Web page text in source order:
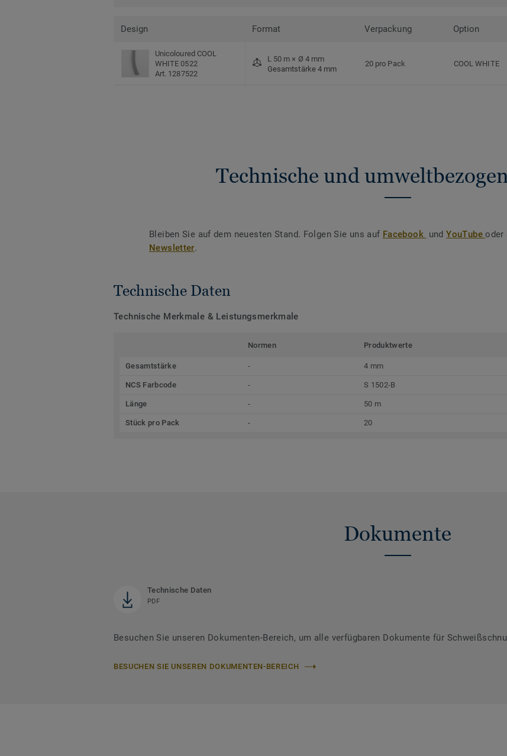
Design Format Verpackung Option
Unicoloured COOL
WHITE 0522
Art. 1287522
L 50 m × Ø 4 mm
Gesamtstärke 4 mm
20 pro Pack COOL WHITE
Technische und
Bleiben Sie auf dem neuesten Stand. Folgen Sie uns auf Facebook undYouTubeoder
Newsletter.
Technische Daten
Technische Merkmale & Leistungsmerkmale
Normen Produktwerte
Gesamtstärke - 4 mm
NCS Farbcode - S 1502-B
Länge - 50 m
Stück pro Pack - 20
Dokumente
Technische Daten
PDF
Besuchen Sie unseren Dokumenten-Bereich, um alle verfügbaren Dokumente für
BESUCHEN SIE UNSEREN DOKUMENTEN-BEREICH